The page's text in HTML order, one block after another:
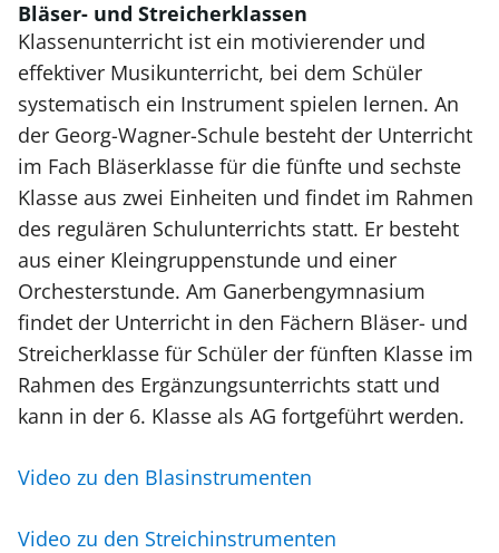
Bläser- und Streicherklassen
Klassenunterricht ist ein motivierender und
effektiver Musikunterricht, bei dem Schüler
systematisch ein Instrument spielen lernen. An
der Georg-Wagner-Schule besteht der Unterricht
im Fach Bläserklasse für die fünfte und sechste
Klasse aus zwei Einheiten und findet im Rahmen
des regulären Schulunterrichts statt. Er besteht
aus einer Kleingruppenstunde und einer
Orchesterstunde. Am Ganerbengymnasium
findet der Unterricht in den Fächern Bläser- und
Streicherklasse für Schüler der fünften Klasse im
Rahmen des Ergänzungsunterrichts statt und
kann in der 6. Klasse als AG fortgeführt werden.
Video zu den Blasinstrumenten
Video zu den Streichinstrumenten